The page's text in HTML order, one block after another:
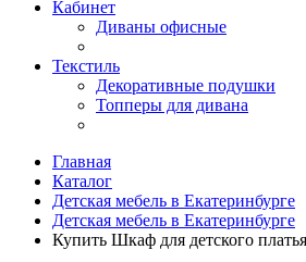
Кабинет
Диваны офисные
Текстиль
Декоративные подушки
Топперы для дивана
Главная
Каталог
Детская мебель в Екатеринбурге
Детская мебель в Екатеринбурге
Купить Шкаф для детского